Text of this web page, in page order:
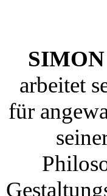
arbeitet
für